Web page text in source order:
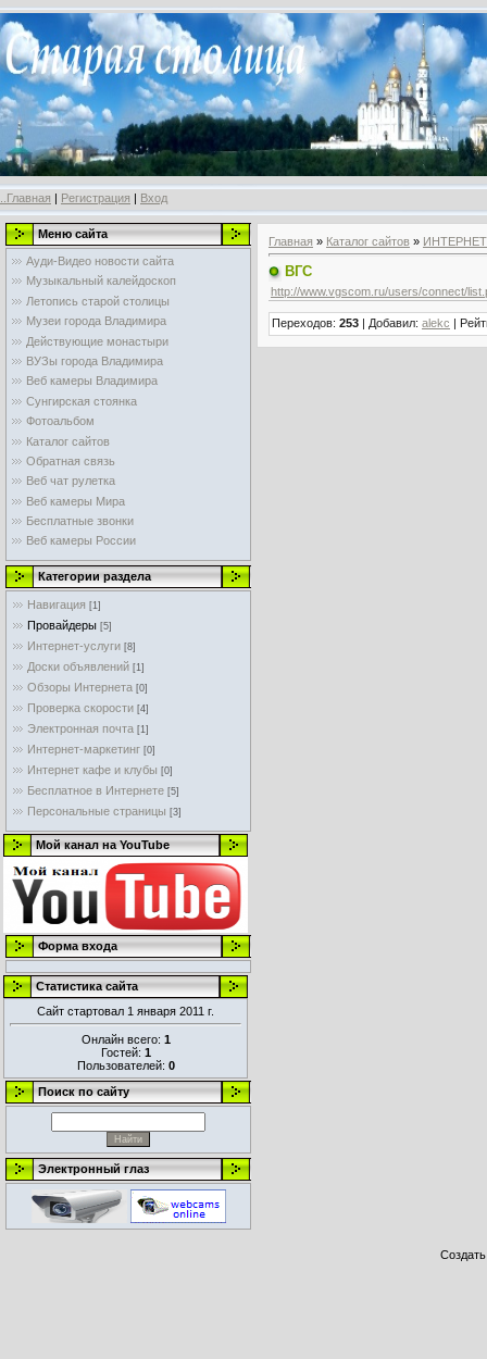
..Главная | Регистрация | Вход
Меню сайта
Ауди-Видео новости сайта
Музыкальный калейдоскоп
Летопись старой столицы
Музеи города Владимира
Действующие монастыри
ВУЗы города Владимира
Веб камеры Владимира
Сунгирская стоянка
Фотоальбом
Каталог сайтов
Обратная связь
Веб чат рулетка
Веб камеры Мира
Бесплатные звонки
Веб камеры России
Категории раздела
Навигация [1]
Провайдеры [5]
Интернет-услуги [8]
Доски объявлений [1]
Обзоры Интернета [0]
Проверка скорости [4]
Электронная почта [1]
Интернет-маркетинг [0]
Интернет кафе и клубы [0]
Бесплатное в Интернете [5]
Персональные страницы [3]
Мой канал на YouTube
Форма входа
Статистика сайта
Сайт стартовал 1 января 2011 г.
Онлайн всего: 1
Гостей: 1
Пользователей: 0
Поиск по сайту
Электронный глаз
Главная » Каталог сайтов » ИНТЕРНЕТ
ВГС
http://www.vgscom.ru/users/connect/
Переходов: 253 | Добавил: alekc |